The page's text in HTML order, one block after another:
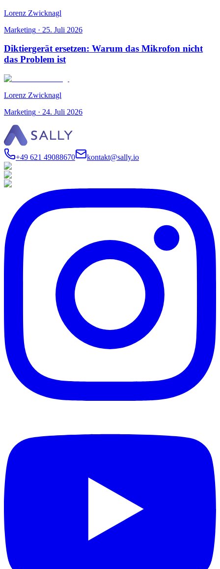
Lorenz Zwicknagl
Marketing · 25. Juli 2026
Diktiergerät ersetzen: Warum das Mikrofon nicht
das Problem ist
Lorenz Zwicknagl
Marketing · 24. Juli 2026
+49 621 49088670 kontakt@sally.io